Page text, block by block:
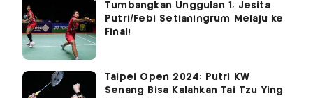
Tumbangkan Unggulan 1, Jesita
Putri/Febi Setianingrum Melaju ke
Final!
Taipei Open 2024: Putri KW
Senang Bisa Kalahkan Tai Tzu Ying